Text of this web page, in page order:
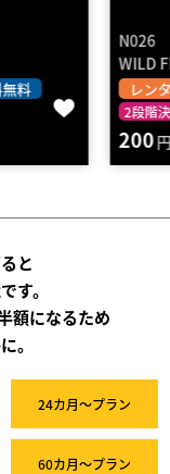
ル
と
す。
額になるため
。
24カ月～プラン
60カ月～プラン